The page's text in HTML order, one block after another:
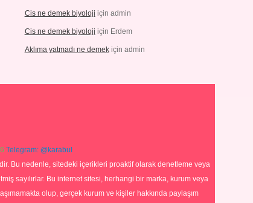
Cis ne demek biyoloji için admin
Cis ne demek biyoloji için Erdem
Aklıma yatmadı ne demekiçin admin
Telegram: @karabul
Bu nedenle, sitedeki içerikleri proaktif olarak denetleme veya
sayılırlar. Bu internet sitesi, herhangi bir marka, kurum veya
olup, gerçek kurum ve kişiler hakkında paylaşım